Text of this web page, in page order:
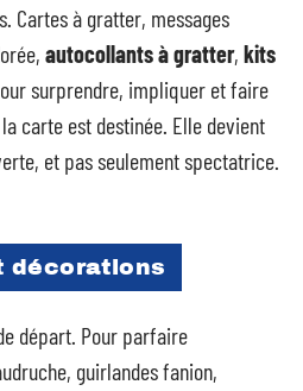
Cartes à gratter, messages
autocollants à gratter, kits
surprendre, impliquer et faire
carte est destinée. Elle devient
et pas seulement spectatrice.
décorations
départ. Pour parfaire
guirlandes fanion,